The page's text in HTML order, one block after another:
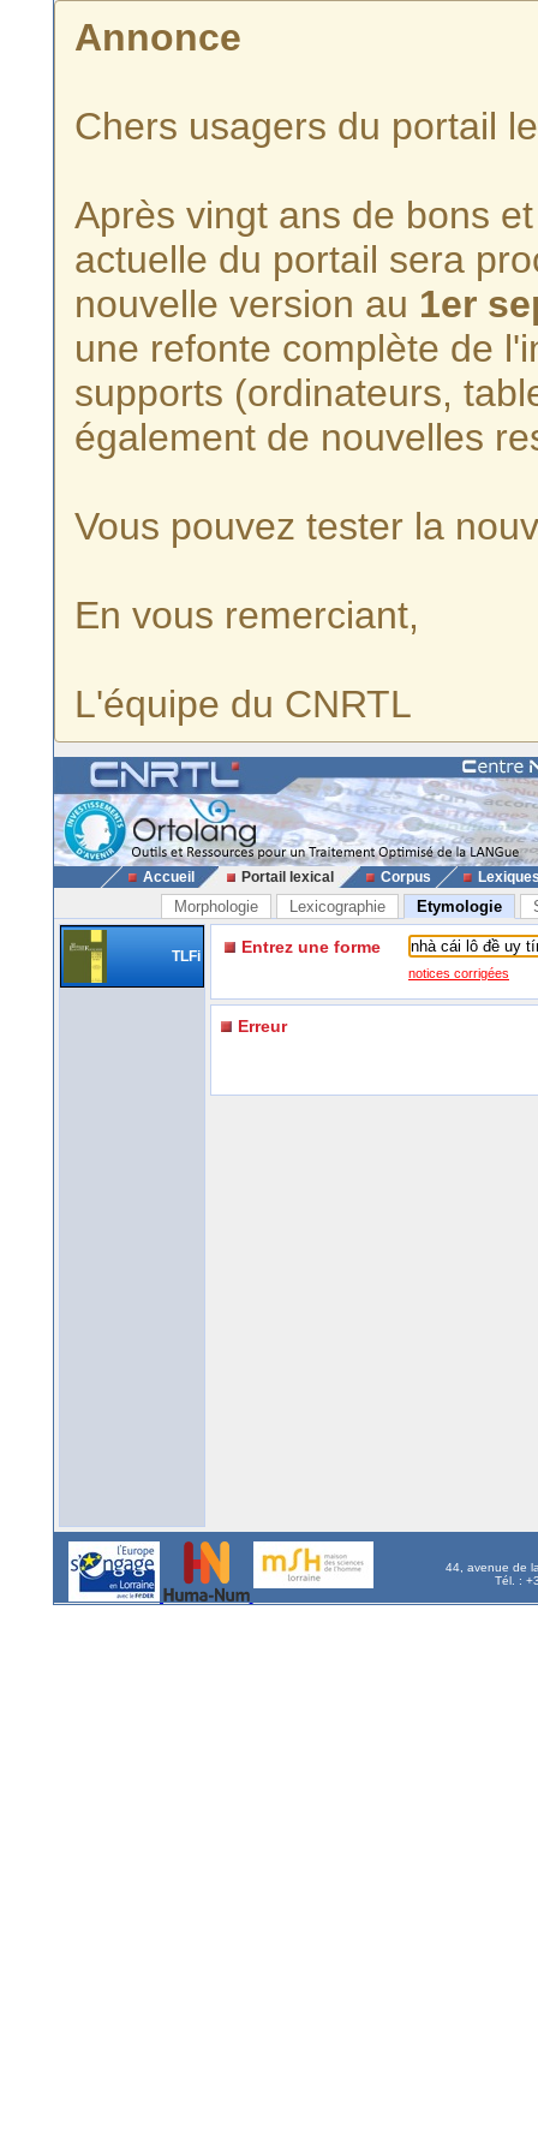
Annonce
Chers usagers du portail
Après vingt ans de bons
actuelle du portail sera
nouvelle version au 1er
une refonte complète de
supports (ordinateurs,
également de nouvelles
Vous pouvez tester la
En vous remerciant,
L'équipe du CNRTL
Accueil Portail lexical Corpus
Morphologie Lexicographie Etymologie
TLFi Entrez une forme
notices corrigées
Erreur
44, avenue de
Tél. :